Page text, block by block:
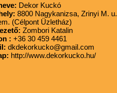
Dekor Kuckó
8800 Nagykanizsa, Zrinyi M. u.
(Célpont Üzletház)
Zombori Katalin
: +36 30 459 4461
dkdekorkucko@gmail.com
http://www.dekorkucko.hu/